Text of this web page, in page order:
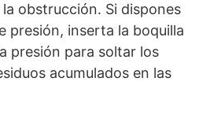
obstrucción. Si dispones
presión, inserta la boquilla
presión para soltar los
acumulados en las